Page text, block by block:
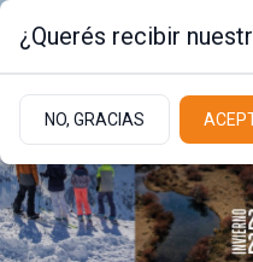
¿Querés recibir
NO, GRACIAS